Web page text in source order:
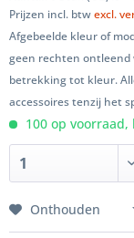
Prijzen incl. btwexcl.
Afgebeelde kleur of
geen rechten ontleend
betrekking tot kleur.
accessoires tenzij het
100 op
Onthouden